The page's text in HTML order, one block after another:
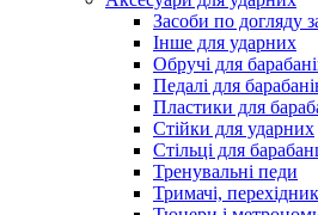
Засоби по догляду
Інше для ударних
Обручі для
Педалі для
Пластики для
Стійки для ударних
Стільці для
Тренувальні педи
Тримачі,